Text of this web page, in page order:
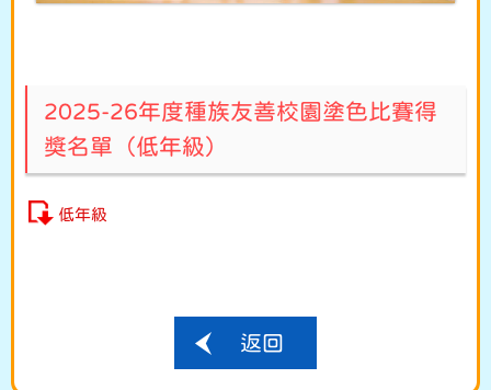
2025-26年度種族友善校園塗色比賽得
獎名單（低年級）
低年級
返回